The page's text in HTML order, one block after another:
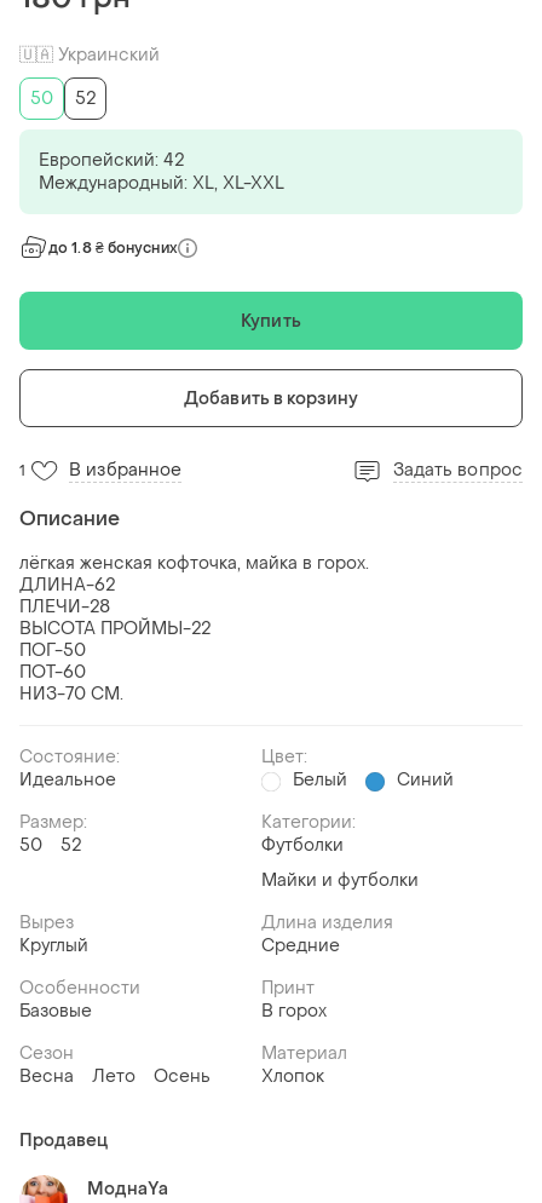
🇺🇦 Украинский
50
52
Европейский: 42
Международный: XL, XL-XXL
до 1.8 ₴ бонусних
Купить
Добавить в корзину
1 В избранное Задать вопрос
Описание
лёгкая женская кофточка, майка в горох.
ДЛИНА-62
ПЛЕЧИ-28
ВЫСОТА ПРОЙМЫ-22
ПОГ-50
ПОТ-60
НИЗ-70 СМ.
Состояние:
Идеальное
Цвет:
Белый
Синий
Размер:
50
52
Категории:
Футболки
Майки и футболки
Вырез
Круглый
Длина изделия
Средние
Особенности
Базовые
Принт
В горох
Сезон
Весна
Лето Осень
Материал
Хлопок
Продавец
МоднаYa